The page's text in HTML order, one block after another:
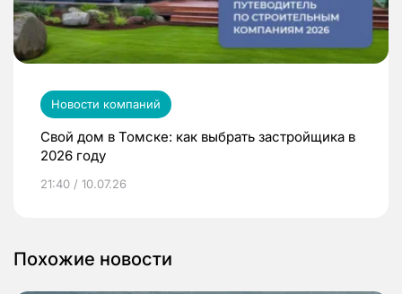
Новости компаний
Свой дом в Томске: как выбрать застройщика в
2026 году
21:40 / 10.07.26
Похожие новости